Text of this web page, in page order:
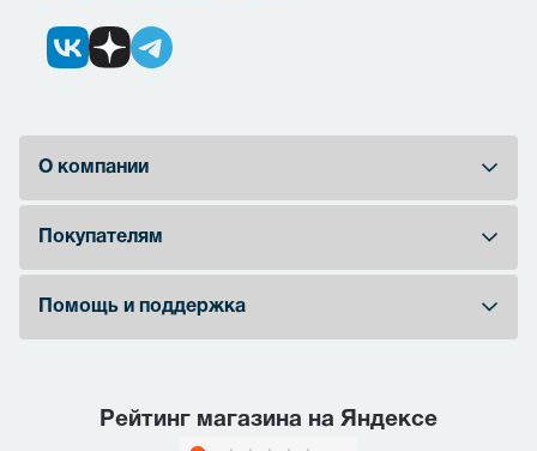
О компании
Покупателям
Помощь и поддержка
Рейтинг магазина на Яндексе